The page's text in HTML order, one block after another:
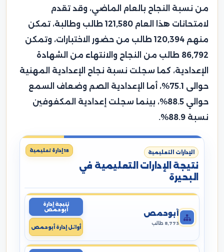
من نسبة النجاح بالعام الماضي، وقد تقدم
لامتحانات هذا العام 121,580 طالب وطالبة، تمكن
منهم 120,394 طالب من حضور الاختبارات، وتمكن
86,792 طالب من النجاح والانتهاء من الشهادة
الإعدادية، كما سجلت نسبة نجاح الإعدادية المهنية
حوالى 75.1%، أما الإعدادية الصم وضعاف السمع
حوالي 88.5%، بينما سجلت إعدادية المكفوفين
نسبة 88.9%.
الإدارات التعليمية
نتيجة الإدارات التعليمية في
البحيرة
18 إدارة تعليمية
أبوحمص
8,773 طالب
نتيجة إدارة
أبوحمص
أوائل إدارة أبوحمص